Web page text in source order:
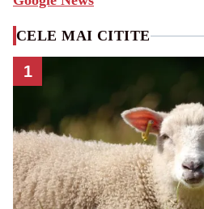
CELE MAI CITITE
1